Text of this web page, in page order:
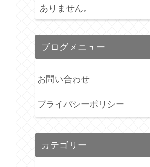
ありません。
ブログメニュー
お問い合わせ
プライバシーポリシー
カテゴリー